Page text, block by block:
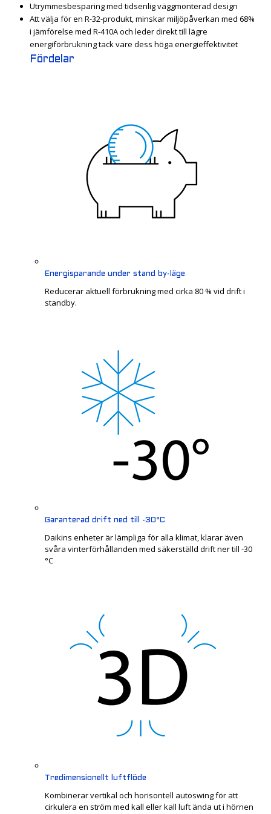
Utrymmesbesparing med tidsenlig väggmonterad design
Att välja för en R-32-produkt, minskar miljöpåverkan med 68%
i jämförelse med R-410A och leder direkt till lägre
energiförbrukning tack vare dess höga energieffektivitet
Fördelar
Energisparande under stand by-läge
Reducerar aktuell förbrukning med cirka 80 % vid drift i
standby.
Garanterad drift ned till -30°C
Daikins enheter är lämpliga för alla klimat, klarar även
svåra vinterförhållanden med säkerställd drift ner till -30
°C
Tredimensionellt luftflöde
Kombinerar vertikal och horisontell autoswing för att
cirkulera en ström med kall eller kall luft ända ut i hörnen